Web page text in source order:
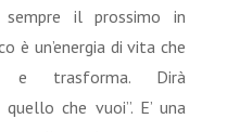
il prossimo in
è un’energia di vita che
e trasforma. Dirà
che vuoi”. E’ una